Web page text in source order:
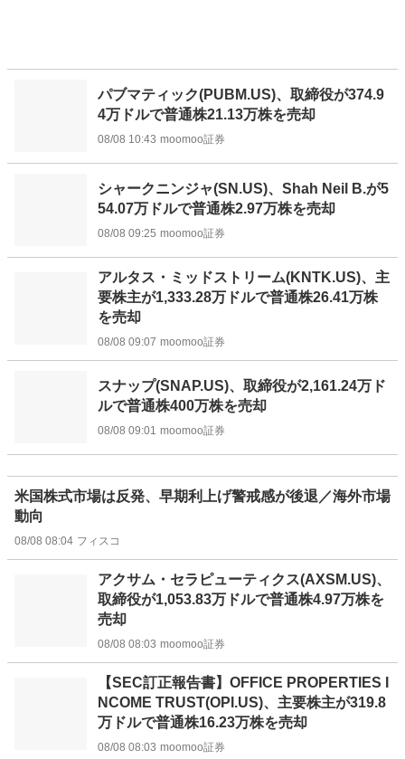
パブマティック(PUBM.US)、取締役が374.9
4万ドルで普通株21.13万株を売却
08/08 10:43 moomoo証券
シャークニンジャ(SN.US)、Shah Neil B.が5
54.07万ドルで普通株2.97万株を売却
08/08 09:25 moomoo証券
アルタス・ミッドストリーム(KNTK.US)、主
要株主が1,333.28万ドルで普通株26.41万株
を売却
08/08 09:07 moomoo証券
スナップ(SNAP.US)、取締役が2,161.24万ド
ルで普通株400万株を売却
08/08 09:01 moomoo証券
米国株式市場は反発、早期利上げ警戒感が後退／海外市場
動向
08/08 08:04 フィスコ
アクサム・セラピューティクス(AXSM.US)、
取締役が1,053.83万ドルで普通株4.97万株を
売却
08/08 08:03 moomoo証券
【SEC訂正報告書】OFFICE PROPERTIES I
NCOME TRUST(OPI.US)、主要株主が319.8
万ドルで普通株16.23万株を売却
08/08 08:03 moomoo証券